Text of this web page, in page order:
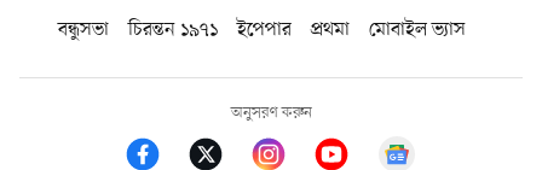
বন্ধুসভা
চিরন্তন ১৯৭১ ইপেপার প্রথমা মোবাইল ভ্যাস
অনুসরণ করুন